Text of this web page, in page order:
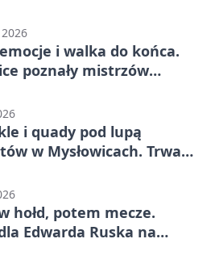
i walka do końca.
poznały mistrzów
i quady pod lupą
w Mysłowicach. Trwa
hołd, potem mecze.
Edwarda Ruska na